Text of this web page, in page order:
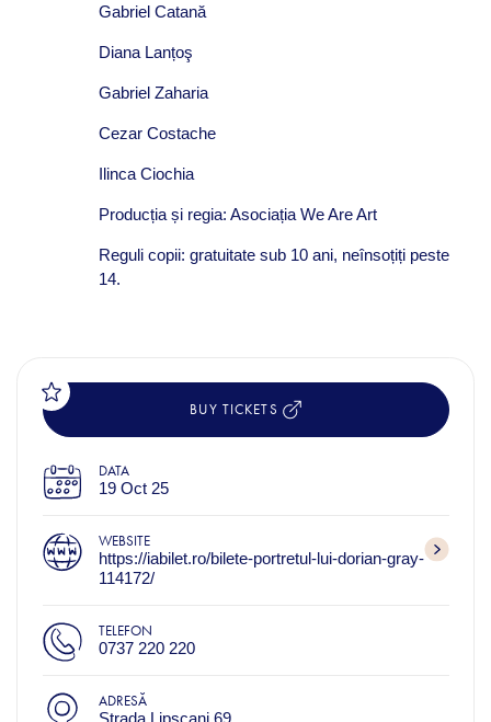
Gabriel Catană
Diana Lanțoş
Gabriel Zaharia
Cezar Costache
Ilinca Ciochia
Producția și regia: Asociația We Are Art
Reguli copii: gratuitate sub 10 ani, neînsoțiți peste
14.
BUY TICKETS
DATA
19 Oct 25
WEBSITE
https://iabilet.ro/bilete-portretul-lui-dorian-gray-
114172/
TELEFON
0737 220 220
ADRESĂ
Strada Lipscani 69